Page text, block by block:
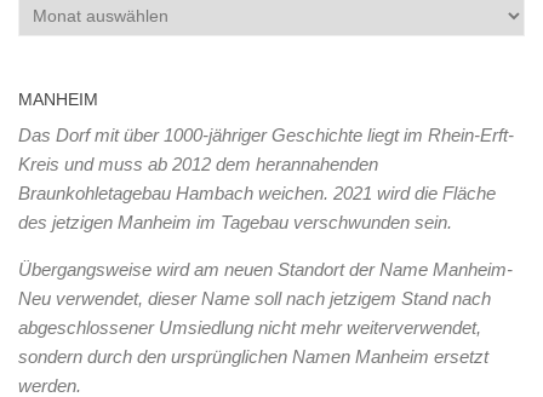
Archiv
MANHEIM
Das Dorf mit über 1000-jähriger Geschichte liegt im Rhein-Erft-
Kreis und muss ab 2012 dem herannahenden
Braunkohletagebau Hambach weichen. 2021 wird die Fläche
des jetzigen Manheim im Tagebau verschwunden sein.
Übergangsweise wird am neuen Standort der Name Manheim-
Neu verwendet, dieser Name soll nach jetzigem Stand nach
abgeschlossener Umsiedlung nicht mehr weiterverwendet,
sondern durch den ursprünglichen Namen Manheim ersetzt
werden.